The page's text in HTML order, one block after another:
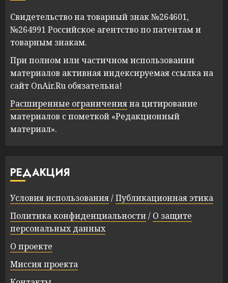
Свидетельство на товарный знак №264601,
№264991 Российское агентство по патентам и
товарным знакам.
При полном или частичном использовании
материалов активная индексируемая ссылка на
сайт OnAir.Ru обязательна!
Расширенные ограниченияна цитирование
материалов с пометкой «Редакционный
материал».
РЕДАКЦИЯ
Условия использования/Публикационная этика
Политика конфиденциальности/ О защите
персональных данных
О проекте
Миссия проекта